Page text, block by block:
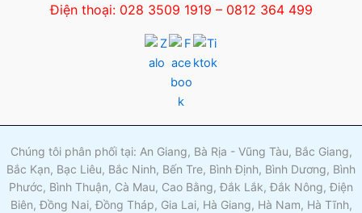
Điện thoại: 028 3509 1919 – 0812 364 499
Chúng tôi phân phối tại: An Giang, Bà Rịa - Vũng Tàu, Bắc Giang,
Bắc Kạn, Bạc Liêu, Bắc Ninh, Bến Tre, Bình Định, Bình Dương, Bình
Phước, Bình Thuận, Cà Mau, Cao Bằng, Đắk Lắk, Đắk Nông, Điện
Biên, Đồng Nai, Đồng Tháp, Gia Lai, Hà Giang, Hà Nam, Hà Tĩnh,